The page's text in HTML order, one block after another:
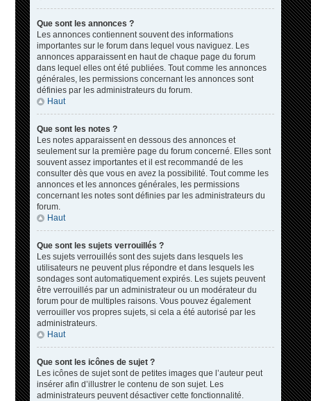
Que sont les annonces ?
Les annonces contiennent souvent des informations
importantes sur le forum dans lequel vous naviguez. Les
annonces apparaissent en haut de chaque page du forum
dans lequel elles ont été publiées. Tout comme les annonces
générales, les permissions concernant les annonces sont
définies par les administrateurs du forum.
Haut
Que sont les notes ?
Les notes apparaissent en dessous des annonces et
seulement sur la première page du forum concerné. Elles sont
souvent assez importantes et il est recommandé de les
consulter dès que vous en avez la possibilité. Tout comme les
annonces et les annonces générales, les permissions
concernant les notes sont définies par les administrateurs du
forum.
Haut
Que sont les sujets verrouillés ?
Les sujets verrouillés sont des sujets dans lesquels les
utilisateurs ne peuvent plus répondre et dans lesquels les
sondages sont automatiquement expirés. Les sujets peuvent
être verrouillés par un administrateur ou un modérateur du
forum pour de multiples raisons. Vous pouvez également
verrouiller vos propres sujets, si cela a été autorisé par les
administrateurs.
Haut
Que sont les icônes de sujet ?
Les icônes de sujet sont de petites images que l’auteur peut
insérer afin d’illustrer le contenu de son sujet. Les
administrateurs peuvent désactiver cette fonctionnalité.